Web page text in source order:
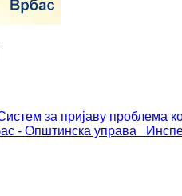
за пријаву проблема
- Општинска управа